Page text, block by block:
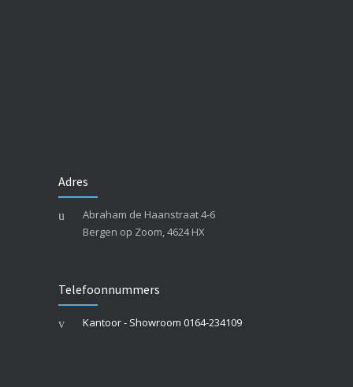
Adres
Abraham de Haanstraat 4-6
Bergen op Zoom, 4624 HX
Telefoonnummers
Kantoor - Showroom 0164-234109